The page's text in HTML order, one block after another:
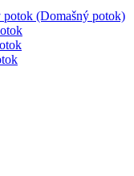
(Domašný potok)